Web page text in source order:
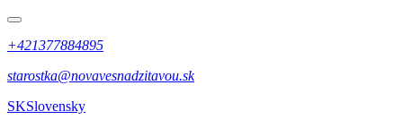
+421377884895
starostka@novavesnadzitavou.sk
SKSlovensky